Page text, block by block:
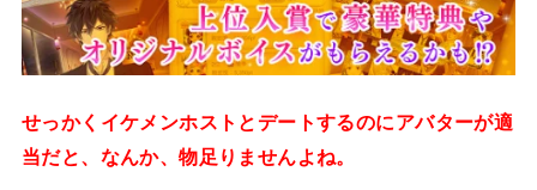
せっかくイケメンホストとデートするのにアバターが適
当だと、なんか、物足りませんよね。